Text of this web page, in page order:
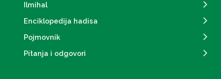
Ilmihal
Enciklopedija hadisa
Pojmovnik
Pitanja i odgovori